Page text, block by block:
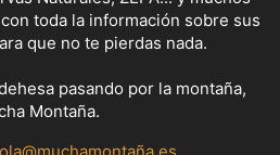
toda la información sobre sus
que no te pierdas nada.
pasando por la montaña,
Montaña.